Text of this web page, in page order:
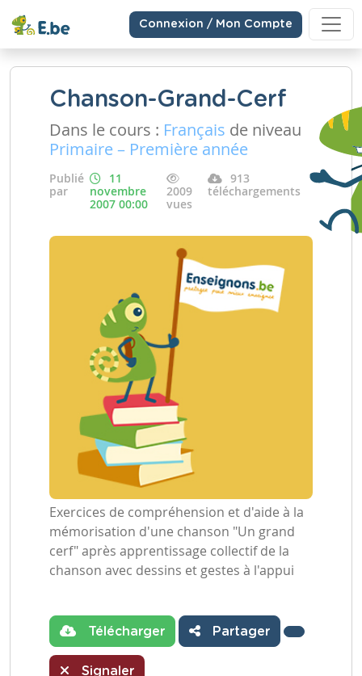
Connexion / Mon Compte
Chanson-Grand-Cerf
Dans le cours : Français de niveau
Primaire – Première année
Publié
par
11
novembre
2007 00:00
2009
vues
913
téléchargements
Exercices de compréhension et d'aide à la
mémorisation d'une chanson "Un grand
cerf" après apprentissage collectif de la
chanson avec dessins et gestes à l'appui
Télécharger Partager
Signaler